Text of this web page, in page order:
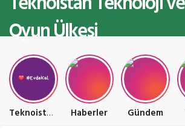
Oyun Ülkesi
Teknoistan Teknoloji ve Oyun Ülkesi Haberler Gündem